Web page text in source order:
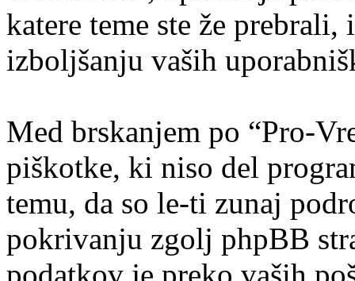
katere teme ste že
izboljšanju vaših
Med brskanjem po “Pro-
piškotke, ki niso del
temu, da so le-ti zunaj
pokrivanju zgolj phpBB